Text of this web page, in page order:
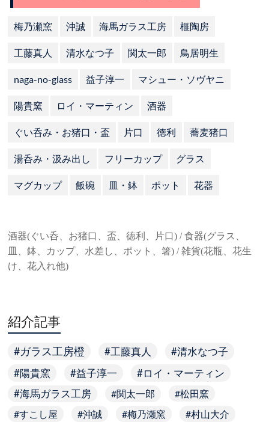
梅乃瀬窯 沖誠 海馬ガラス工房 榧陶房
工藤真人 清水なつ子 関太一郎 鳥居明生
naga-no-glass 益子淳一 マシュー・ソヴヤニ
陽貴窯 ロイ・マーティン 酒器
ぐい呑み・お猪口・盃 片口 徳利 蕎麦猪口
湯呑み・汲み出し フリーカップ グラス
マグカップ 飯碗 皿・鉢 ポット 花器
酒器(ぐい呑、お猪口、盃、徳利、片口) / 食器(グラス、
皿、鉢、カップ、水差し、ポット、箸) / 雑貨(花瓶、花生
け、花入れ他)
紹介記事
ガラス工房橙 工藤真人
清水なつ子
陽貴窯
益子淳一 ロイ・マーティン
海馬ガラス工房 関太一郎
松田窯
すこし屋
沖誠 梅乃瀬窯 村山大介